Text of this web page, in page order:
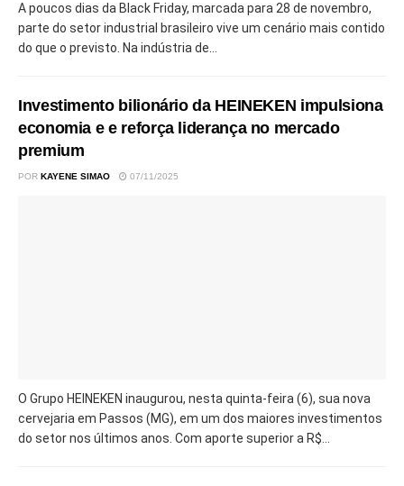
A poucos dias da Black Friday, marcada para 28 de novembro,
parte do setor industrial brasileiro vive um cenário mais contido
do que o previsto. Na indústria de...
Investimento bilionário da HEINEKEN impulsiona
economia e e reforça liderança no mercado
premium
POR KAYENE SIMAO 07/11/2025
O Grupo HEINEKEN inaugurou, nesta quinta-feira (6), sua nova
cervejaria em Passos (MG), em um dos maiores investimentos
do setor nos últimos anos. Com aporte superior a R$...